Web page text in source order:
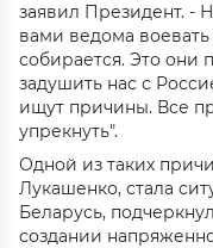
заявил Президент. -
вами ведома
собирается. Это они
задушить нас с
ищут причины. Все
упрекнуть".
Одной из таких
Лукашенко, стала
Беларусь,
создании